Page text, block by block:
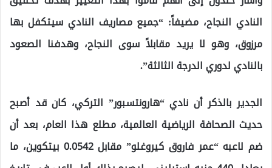
النادي النجاح، مضيفاً: “جميع مصاريف النادي سيتكفل بها
مرزوق، وهو لا يريد مقابلاً سوى النجاح، وهدفنا الصعود
بالنادي لدوري الدرجة الثالثة”.
الجدير بالذكر أن نادي “هارونتسبور” التركي، كان قد أصبح
حديث الصحافة الرياضية العالمية، مطلع هذا العام، بعد أن
ضم لاعبه “عمر فاروق كيروغلو” مقابل 0.0542 بيتكوين، ما